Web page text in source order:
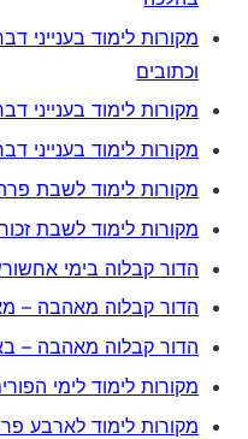
מקורות לימוד בענייני
וכתובים
מקורות לימוד בענייני
מקורות לימוד בענייני
מקורות לימוד לשבת
מקורות לימוד לשבת זכור
הדור קבלוה בימי
הדור קבלוה מאהבה –
הדור קבלוה מאהבה –
מקורות לימוד לימי
מקורות לימוד לארבע